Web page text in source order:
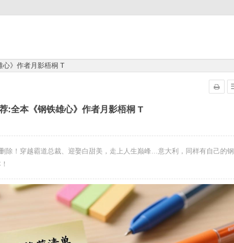
心》作者月影梧桐 T
:全本《钢铁雄心》作者月影梧桐 T
除！穿越霸道总裁、迎娶白甜美，走上人生巅峰…意大利，同样有自己的钢